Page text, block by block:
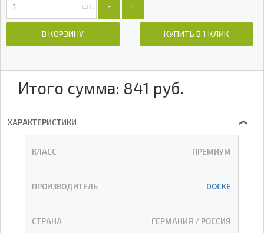
шт. +
-
В КОРЗИНУ КУПИТЬ В 1 КЛИК
Итого сумма: 841 руб.
ХАРАКТЕРИСТИКИ ❯
КЛАСС ПРЕМИУМ
ПРОИЗВОДИТЕЛЬ DOCKE
СТРАНА ГЕРМАНИЯ / РОССИЯ